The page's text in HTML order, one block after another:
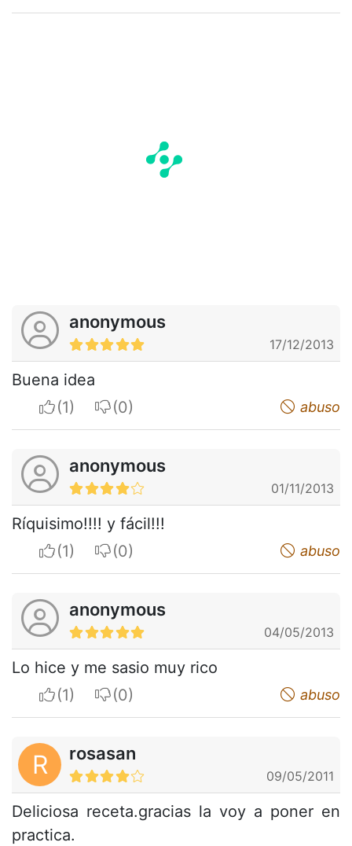
anonymous
17/12/2013
Buena idea
I apreciateI do not appreciate abuso
anonymous
01/11/2013
Ríquisimo!!!! y fácil!!!
I apreciateI do not appreciate abuso
anonymous
04/05/2013
Lo hice y me sasio muy rico
I apreciateI do not appreciate abuso
R rosasan
09/05/2011
Deliciosa receta.gracias la voy a poner en
practica.